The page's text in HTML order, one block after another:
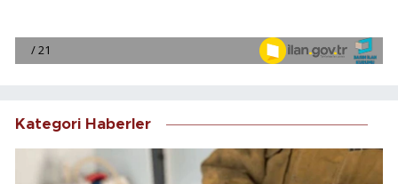
Kategori Haberler